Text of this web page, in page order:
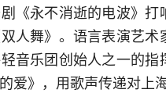
《永不消逝的电波》打
人舞》。语言表演艺
音乐团创始人之一的指
爱》，用歌声传递对上